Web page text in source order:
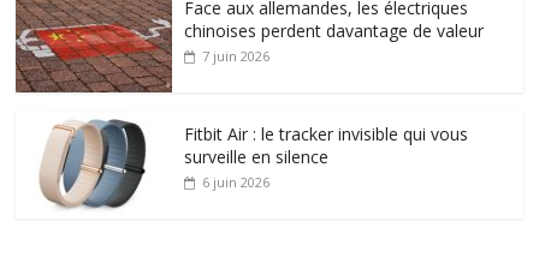
Face aux allemandes, les électriques
chinoises perdent davantage de valeur
7 juin 2026
Fitbit Air : le tracker invisible qui vous
surveille en silence
6 juin 2026